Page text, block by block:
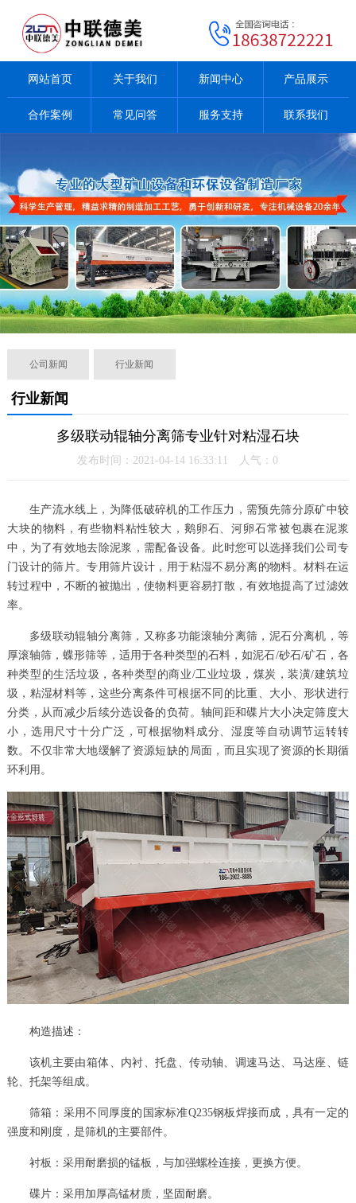
网站首页 关于我们 新闻中心 产品展示
合作案例 常见问答 服务支持 联系我们
公司新闻 行业新闻
行业新闻
多级联动辊轴分离筛专业针对粘湿石块
发布时间：2021-04-14 16:33:11 人气： 0
生产流水线上，为降低破碎机的工作压力，需预先筛分原矿中较
大块的物料，有些物料粘性较大，鹅卵石、河卵石常被包裹在泥浆
中，为了有效地去除泥浆，需配备设备。此时您可以选择我们公司专
门设计的筛片。专用筛片设计，用于粘湿不易分离的物料。材料在运
转过程中，不断的被抛出，使物料更容易打散，有效地提高了过滤效
率。
多级联动辊轴分离筛，又称多功能滚轴分离筛，泥石分离机，等
厚滚轴筛，蝶形筛等，适用于各种类型的石料，如泥石/砂石/矿石，各
种类型的生活垃圾，各种类型的商业/工业垃圾，煤炭，装潢/建筑垃
圾，粘湿材料等，这些分离条件可根据不同的比重、大小、形状进行
分类，从而减少后续分选设备的负荷。轴间距和碟片大小决定筛度大
小，选用尺寸十分广泛，可根据物料成分、湿度等自动调节运转转
数。不仅非常大地缓解了资源短缺的局面，而且实现了资源的长期循
环利用。
构造描述：
该机主要由箱体、内衬、托盘、传动轴、调速马达、马达座、链
轮、托架等组成。
筛箱：采用不同厚度的国家标准Q235钢板焊接而成，具有一定的
强度和刚度，是筛机的主要部件。
衬板：采用耐磨损的锰板，与加强螺栓连接，更换方便。
碟片：采用加厚高锰材质，坚固耐磨。